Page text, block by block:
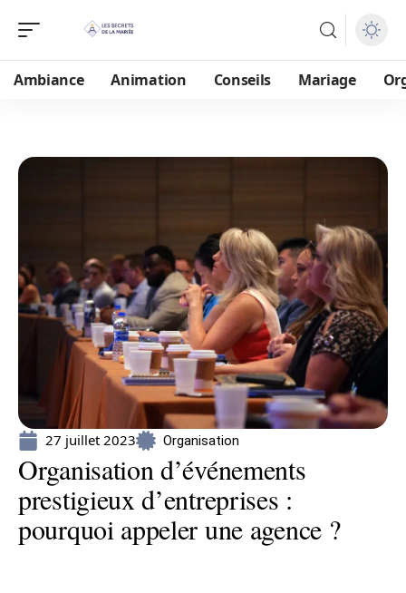
Ambiance Animation Conseils Mariage
27 juillet 2023 Organisation
Organisation d’événements
prestigieux d’entreprises :
pourquoi appeler une agence ?